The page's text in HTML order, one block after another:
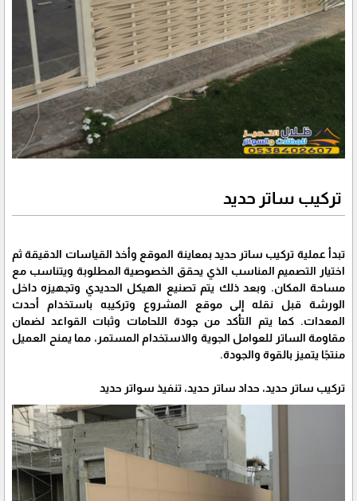
تركيب ساتر حديد
تبدأ عملية تركيب ساتر حديد بمعاينة الموقع وأخذ القياسات الدقيقة ثم
اختيار التصميم المناسب الذي يحقق الخصوصية المطلوبة ويتناسب مع
مساحة المكان. وبعد ذلك يتم تصنيع الهيكل الحديدي وتجهيزه داخل
الورشة قبل نقله إلى موقع المشروع وتركيبه باستخدام أحدث
المعدات. كما يتم التأكد من جودة اللحامات وثبات القواعد لضمان
مقاومة الساتر للعوامل الجوية والاستخدام المستمر، مما يمنح العميل
منتجًا يتميز بالقوة والجودة.
تركيب ساتر حديد، حداد ساتر حديد، تنفيذ سواتر حديد